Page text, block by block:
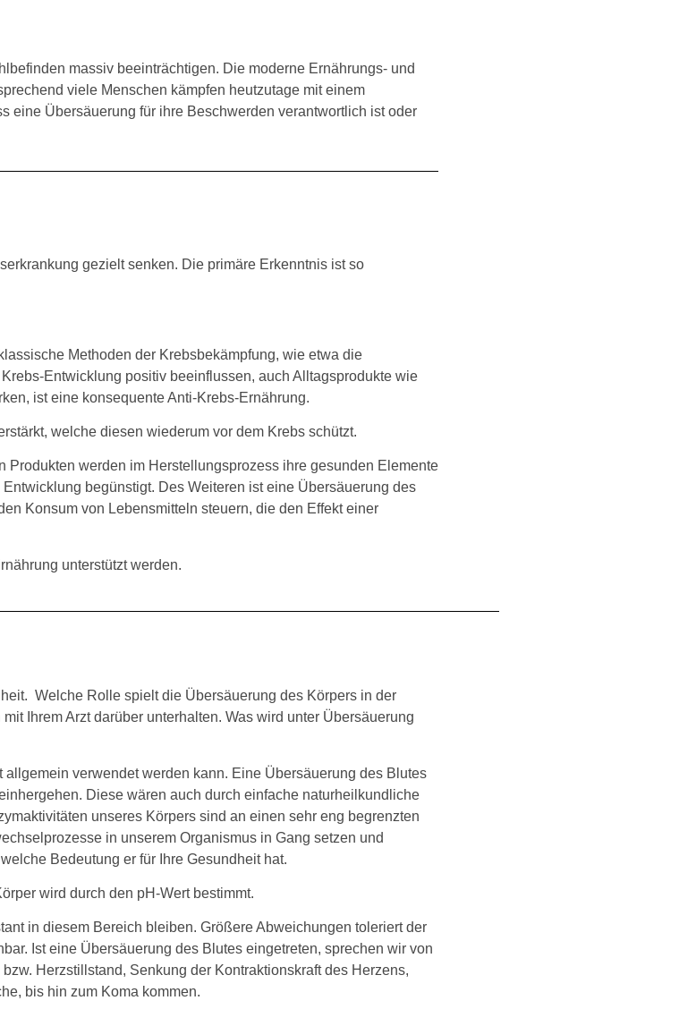
massiv beeinträchtigen. Die moderne Ernährungs- und
viele Menschen kämpfen heutzutage mit einem
eine Übersäuerung für ihre Beschwerden verantwortlich ist oder
gezielt senken. Die primäre Erkenntnis ist so
Methoden der Krebsbekämpfung, wie etwa die
Entwicklung positiv beeinflussen, auch Alltagsprodukte wie
ist eine konsequente Anti-Krebs-Ernährung.
welche diesen wiederum vor dem Krebs schützt.
werden im Herstellungsprozess ihre gesunden Elemente
begünstigt. Des Weiteren ist eine Übersäuerung des
Konsum von Lebensmitteln steuern, die den Effekt einer
unterstützt werden.
Welche Rolle spielt die Übersäuerung des Körpers in der
Ihrem Arzt darüber unterhalten. Was wird unter Übersäuerung
verwendet werden kann. Eine Übersäuerung des Blutes
Diese wären auch durch einfache naturheilkundliche
unseres Körpers sind an einen sehr eng begrenzten
in unserem Organismus in Gang setzen und
Bedeutung er für Ihre Gesundheit hat.
wird durch den pH-Wert bestimmt.
in diesem Bereich bleiben. Größere Abweichungen toleriert der
Ist eine Übersäuerung des Blutes eingetreten, sprechen wir von
Herzstillstand, Senkung der Kontraktionskraft des Herzens,
bis hin zum Koma kommen.